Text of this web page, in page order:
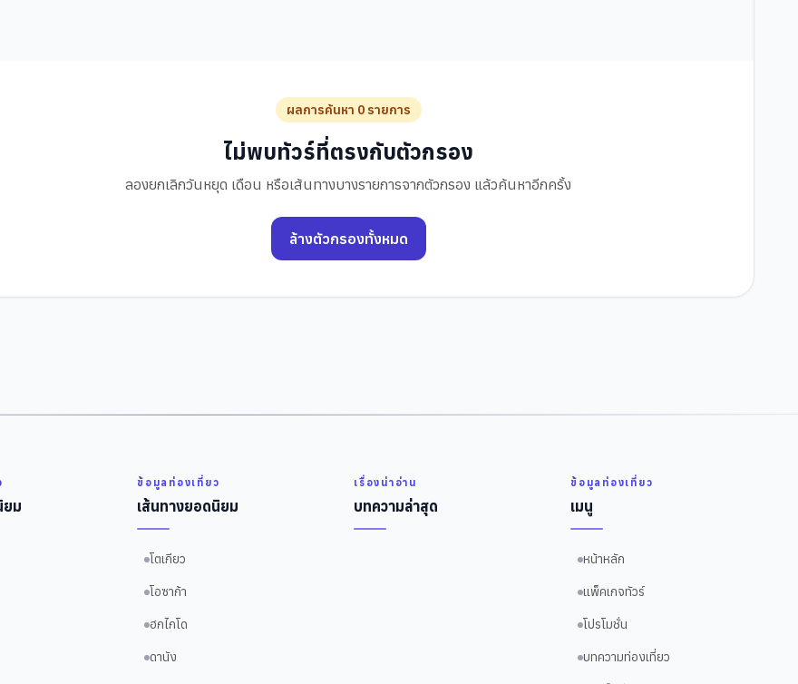
ผลการค้นหา 0 รายการ
ไม่พบทัวร์ที่ตรงกับตัวกรอง
ลองยกเลิกวันหยุด เดือน หรือเส้นทางบางรายการจากตัวกรอง แล้วค้นหาอีกครั้ง
ล้างตัวกรองทั้งหมด
ยม
ข้อมูลท่องเที่ยว
เส้นทางยอดนิยม
โตเกียว
โอซาก้า
ฮกไกโด
ดานัง
เรื่องน่าอ่าน
บทความล่าสุด
ข้อมูลท่องเที่ยว
เมนู
หน้าหลัก
แพ็คเกจทัวร์
โปรโมชั่น
บทความท่องเที่ยว